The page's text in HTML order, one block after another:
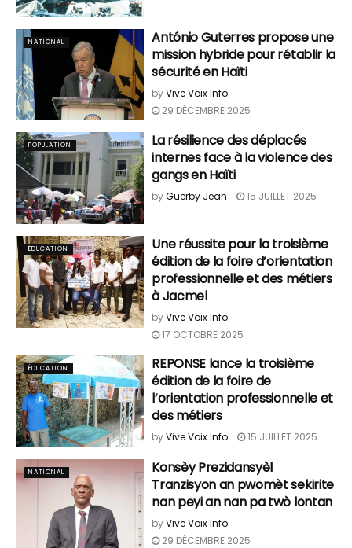
NATIONAL
António Guterres propose une
mission hybride pour rétablir la
sécurité en Haïti
byVive Voix Info
29 DÉCEMBRE 2025
POPULATION
La résilience des déplacés
internes face à la violence des
gangs en Haïti
byGuerby Jean 15 JUILLET 2025
ÉDUCATION
Une réussite pour la troisième
édition de la foire d’orientation
professionnelle et des métiers
à Jacmel
byVive Voix Info
17 OCTOBRE 2025
ÉDUCATION
REPONSE lance la troisième
édition de la foire de
l’orientation professionnelle et
des métiers
byVive Voix Info 15 JUILLET 2025
NATIONAL
Konsèy Prezidansyèl
Tranzisyon an pwomèt sekirite
nan peyi an nan pa twò lontan
byVive Voix Info
29 DÉCEMBRE 2025